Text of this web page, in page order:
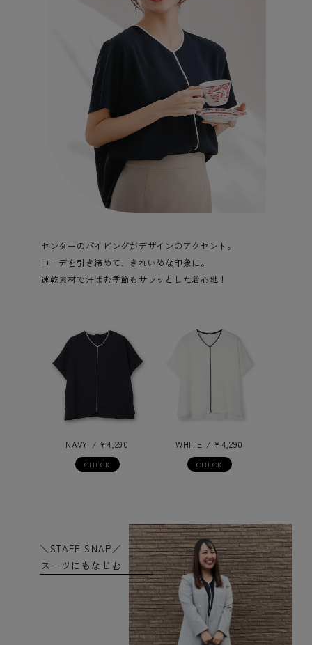
センターのパイピングがデザインのアクセント。
コーデを引き締めて、きれいめな印象に。
速乾素材で汗ばむ季節もサラッとした着心地！
NAVY ¥4,290
CHECK
WHITE ¥4,290
CHECK
＼STAFF SNAP／
スーツにもなじむ